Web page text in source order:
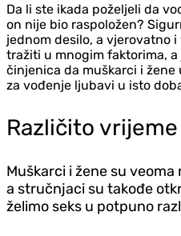
Da li ste ikada poželjeli da
on nije bio raspoložen?
jednom desilo, a vjerovatno
tražiti u mnogim faktorima,
činjenica da muškarci i
za vođenje ljubavi u isto
Različito vrijeme
Muškarci i žene su
a stručnjaci su takođe
želimo seks u potpuno